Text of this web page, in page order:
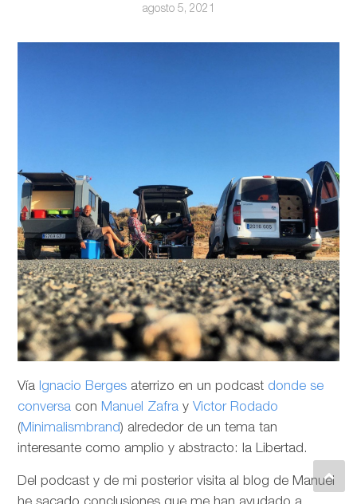
agosto 5, 2021
Vía Ignacio Berges aterrizo en un podcast donde se
conversa con Manuel Zafra y Victor Rodado
(Minimalismbrand) alrededor de un tema tan
interesante como amplio y abstracto: la Libertad.
Del podcast y de mi posterior visita al blog de Manuel